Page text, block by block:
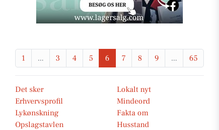
1 ... 3 4 5 6 7 8 9 ... 65
Det sker
Lokalt nyt
Erhvervsprofil
Mindeord
Lykønskning
Fakta om
Opslagstavlen
Husstand